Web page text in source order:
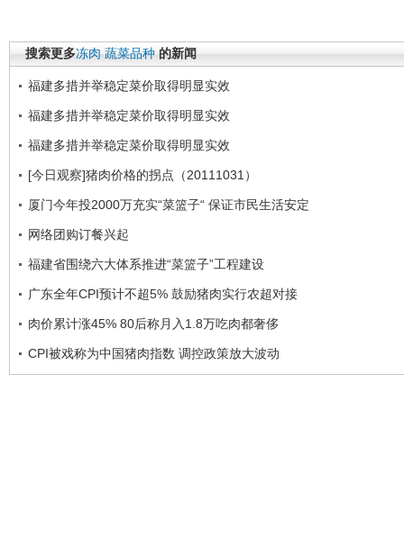
搜索更多冻肉 蔬菜品种 的新闻
福建多措并举稳定菜价取得明显实效
福建多措并举稳定菜价取得明显实效
福建多措并举稳定菜价取得明显实效
[今日观察]猪肉价格的拐点（20111031）
厦门今年投2000万充实“菜篮子“ 保证市民生活安定
网络团购订餐兴起
福建省围绕六大体系推进“菜篮子”工程建设
广东全年CPI预计不超5% 鼓励猪肉实行农超对接
肉价累计涨45% 80后称月入1.8万吃肉都奢侈
CPI被戏称为中国猪肉指数 调控政策放大波动